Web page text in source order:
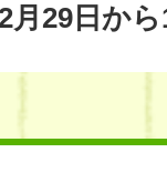
月29日か